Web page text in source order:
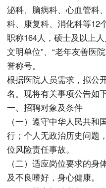
泌科、脑病科、心血管科
科、康复科、消化科等12
职称164人，硕士及以上
文明单位”、“老年友善医
誉称号。
根据医院人员需求，拟公
名。现将有关事项公告如
一、招聘对象及条件
（一）遵守中华人民共
行；个人无政治历史问题
位风险责任事故。
（二）适应岗位要求的
及不良嗜好，身心健康。